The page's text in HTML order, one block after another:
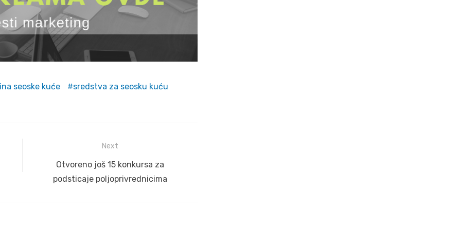
seoske kuće
sredstva za seosku kuću
Next
Next
post:
Otvoreno još 15 konkursa za
podsticaje poljoprivrednicima